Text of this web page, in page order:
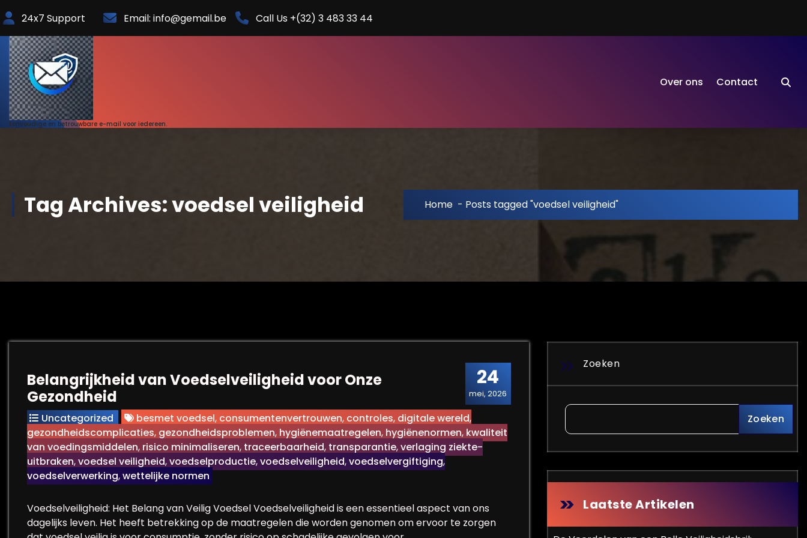
to
Content
24x7 Support Email: info@gemail.be Call Us +(32) 3 483 33 44
Eenvoudige en betrouwbare e-mail voor iedereen.
Over ons Contact
Tag Archives: voedsel veiligheid Home - Posts tagged "voedsel veiligheid"
24
mei, 2026
Belangrijkheid van Voedselveiligheid voor Onze
Gezondheid
Uncategorized besmet voedsel, consumentenvertrouwen, controles, digitale wereld,
gezondheidscomplicaties, gezondheidsproblemen, hygiënemaatregelen, hygiënenormen, kwaliteit
van voedingsmiddelen, risico minimaliseren, traceerbaarheid, transparantie,verlaging ziekte-
uitbraken,voedsel veiligheid,voedselproductie,voedselveiligheid,voedselvergiftiging,
voedselverwerking,wettelijke normen
Voedselveiligheid: Het Belang van Veilig Voedsel Voedselveiligheid is een essentieel aspect van ons
dagelijks leven. Het heeft betrekking op de maatregelen die worden genomen om ervoor te zorgen
Zoeken
Zoeken
Laatste Artikelen